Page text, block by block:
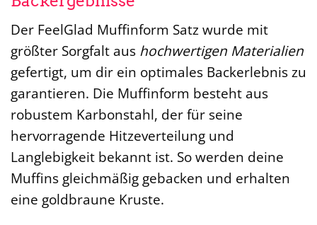
Der FeelGlad Muffinform Satz wurde mit
größter Sorgfalt aus hochwertigen Materialien
gefertigt, um dir ein optimales Backerlebnis zu
garantieren. Die Muffinform besteht aus
robustem Karbonstahl, der für seine
hervorragende Hitzeverteilung und
Langlebigkeit bekannt ist. So werden deine
Muffins gleichmäßig gebacken und erhalten
eine goldbraune Kruste.